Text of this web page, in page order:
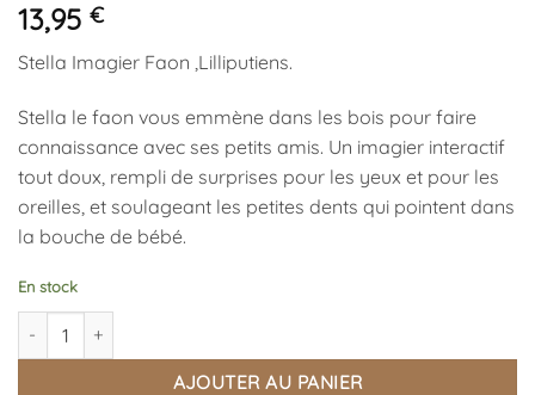
13,95 €
Stella Imagier Faon ,Lilliputiens.
Stella le faon vous emmène dans les bois pour faire
connaissance avec ses petits amis. Un imagier interactif
tout doux, rempli de surprises pour les yeux et pour les
oreilles, et soulageant les petites dents qui pointent dans
la bouche de bébé.
En stock
quantité de Stella Imagier Faon
AJOUTER AU PANIER